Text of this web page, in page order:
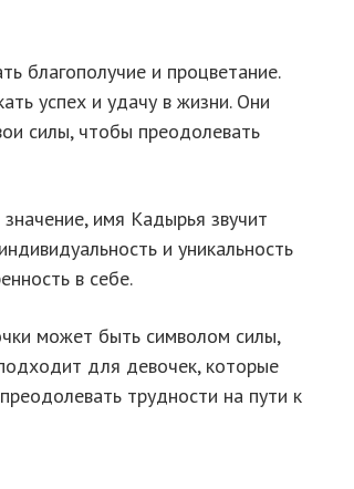
благополучие и процветание.
успех и удачу в жизни. Они
силы, чтобы преодолевать
имя Кадырья звучит
и уникальность
в себе.
может быть символом силы,
для девочек, которые
трудности на пути к